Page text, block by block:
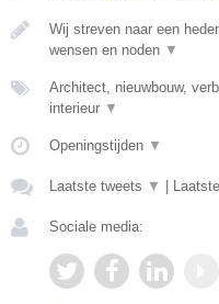
Wij streven naar een
wensen en noden ▼
Architect, nieuwbouw,
interieur ▼
Openingstijden ▼
Laatste tweets ▼
Sociale media: